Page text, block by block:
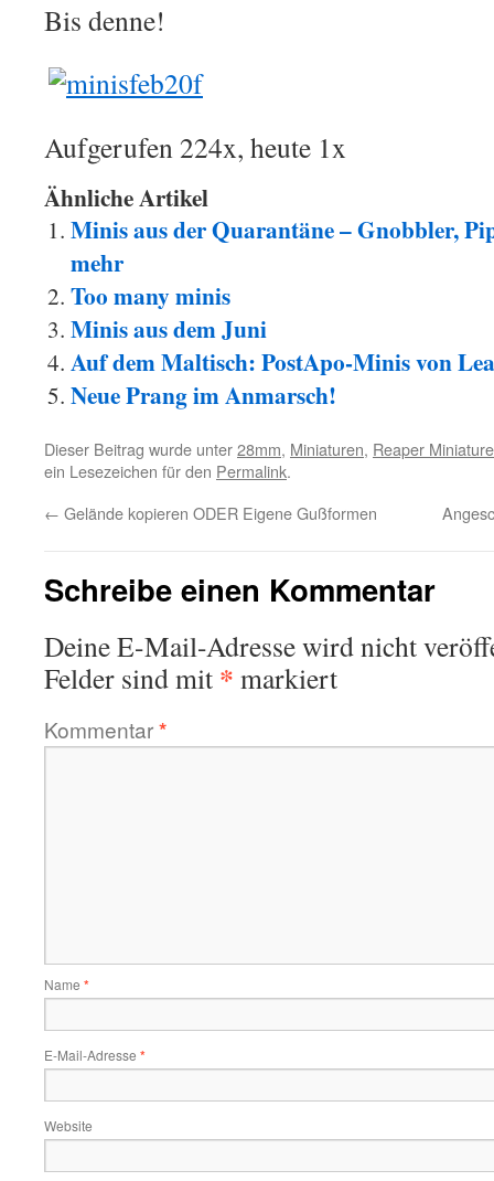
Bis denne!
Aufgerufen 224x, heute 1x
Ähnliche Artikel
Minis aus der Quarantäne – Gnobbler,
mehr
Too many minis
Minis aus dem Juni
Auf dem Maltisch: PostApo-Minis von
Neue Prang im Anmarsch!
Dieser Beitrag wurde unter28mm, Miniaturen, Reaper
ein Lesezeichen für den Permalink.
← Gelände kopieren ODER Eigene Gußformen
Schreibe einen Kommentar
Deine E-Mail-Adresse wird nicht
Felder sind mit * markiert
Kommentar*
Name *
E-Mail-Adresse *
Website